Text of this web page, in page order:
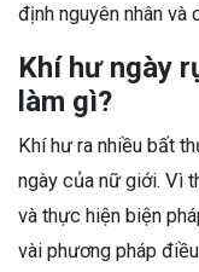
định nguyên nhân và
Khí hư ngày
làm gì?
Khí hư ra nhiều bất
ngày của nữ giới. Vì
và thực hiện biện
vài phương pháp